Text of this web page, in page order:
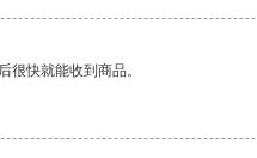
很快就能收到商品。